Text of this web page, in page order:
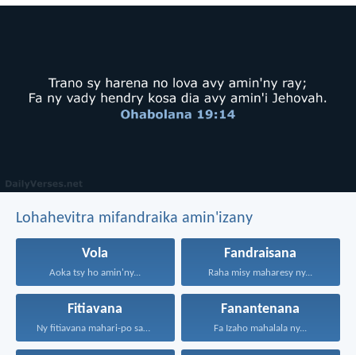
Lohahevitra mifandraika amin'izany
Vola
Aoka tsy ho amin'ny...
Fandraisana
Raha misy maharesy ny...
Fitiavana
Ny fitiavana mahari-po sady...
Fanantenana
Fa Izaho mahalala ny...